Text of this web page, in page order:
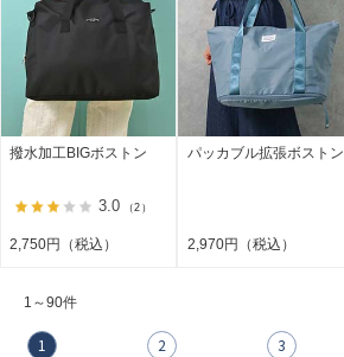
撥水加工BIGボストン
3.0 （2）
2,750円（税込）
パッカブル拡張ボストン
2,970円（税込）
1～90件
1 2 3